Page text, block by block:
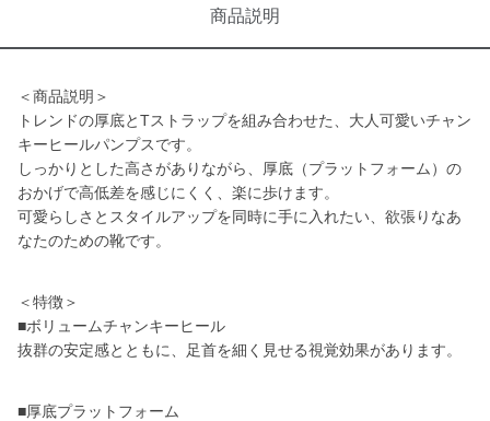
商品説明
＜商品説明＞
トレンドの厚底とTストラップを組み合わせた、大人可愛いチャン
キーヒールパンプスです。
しっかりとした高さがありながら、厚底（プラットフォーム）の
おかげで高低差を感じにくく、楽に歩けます。
可愛らしさとスタイルアップを同時に手に入れたい、欲張りなあ
なたのための靴です。
＜特徴＞
■ボリュームチャンキーヒール
抜群の安定感とともに、足首を細く見せる視覚効果があります。
■厚底プラットフォーム